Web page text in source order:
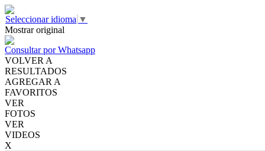
Seleccionar idioma ▼
Mostrar original
Consultar por Whatsapp
VOLVER A
RESULTADOS
AGREGAR A
FAVORITOS
VER
FOTOS
VER
VIDEOS
X